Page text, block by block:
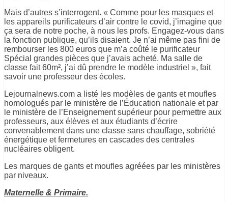
Mais d’autres s’interrogent. « Comme pour les masques et
les appareils purificateurs d’air contre le covid, j’imagine que
ça sera de notre poche, à nous les profs. Engagez-vous dans
la fonction publique, qu’ils disaient. Je n’ai même pas fini de
rembourser les 800 euros que m’a coûté le purificateur
Spécial grandes pièces que j’avais acheté. Ma salle de
classe fait60m², j’ai dû prendre le modèle industriel », fait
savoir une professeur des écoles.
Lejournalnews.com a listé les modèles de gants et moufles
homologués par le ministère de l’Éducation nationale et par
le ministère de l’Enseignement supérieur pour permettre aux
professeurs, aux élèves et aux étudiants d’écrire
convenablement dans une classe sans chauffage, sobriété
énergétique etfermetures en cascades des centrales
nucléaires obligent.
Les marques de gants et moufles agréées par les ministères
par niveaux.
Maternelle & Primaire.